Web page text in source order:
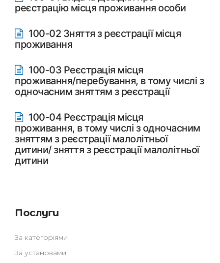
реєстрацію місця проживання особи
100-02 Зняття з реєстрації місця
проживання
100-03 Реєстрація місця
проживання/перебування, в тому числі з
одночасним зняттям з реєстрації
100-04 Реєстрація місця
проживання, в тому числі з одночасним
зняттям з реєстрації малолітньої
дитини/ зняття з реєстрації малолітньої
дитини
Послуги
За категоріями
За установами